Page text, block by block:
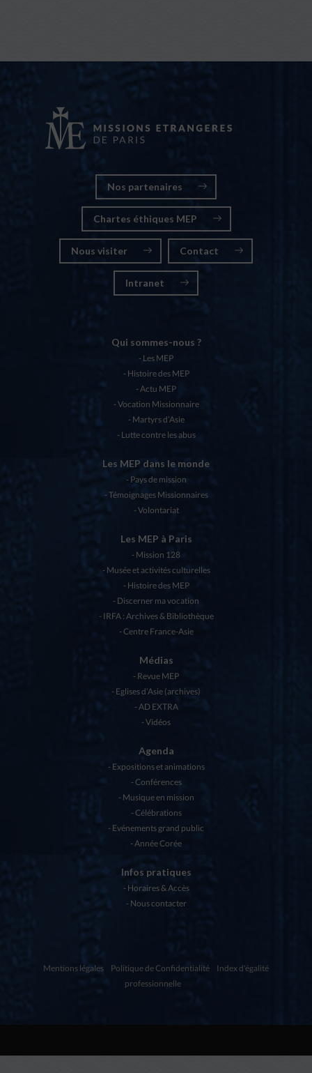
Nos partenaires
Chartes éthiques MEP
Nous visiter Contact
Intranet
Qui sommes-nous ?
Les MEP
Histoire des MEP
Actu MEP
Vocation Missionnaire
Martyrs d’Asie
Lutte contre les abus
Les MEP dans le monde
Pays de mission
Témoignages Missionnaires
Volontariat
Les MEP à Paris
Mission 128
Musée et activités culturelles
Histoire des MEP
Discerner ma vocation
IRFA : Archives & Bibliothèque
Centre France-Asie
Médias
Revue MEP
Eglises d’Asie (archives)
AD EXTRA
Vidéos
Agenda
Expositions et animations
Conférences
Musique en mission
Célébrations
Evénements grand public
Année Corée
Infos pratiques
Horaires & Accès
Nous contacter
Mentions légales Politique de Confidentialité
Index d'égalité
professionnelle